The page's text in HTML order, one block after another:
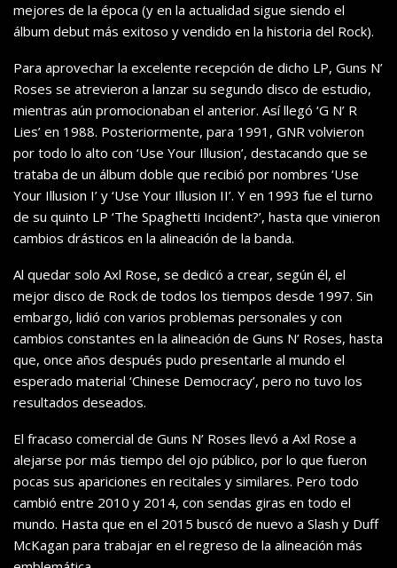
mejores de la época (y en la actualidad sigue siendo el
álbum debut más exitoso y vendido en la historia del Rock).
Para aprovechar la excelente recepción de dicho LP, Guns N’
Roses se atrevieron a lanzar su segundo disco de estudio,
mientras aún promocionaban el anterior. Así llegó ‘G N’ R
Lies’ en 1988. Posteriormente, para 1991, GNR volvieron
por todo lo alto con ‘Use Your Illusion’, destacando que se
trataba de un álbum doble que recibió por nombres ‘Use
Your Illusion I’ y ‘Use Your Illusion II’. Y en 1993 fue el turno
de su quinto LP ‘The Spaghetti Incident?’, hasta que vinieron
cambios drásticos en la alineación de la banda.
Al quedar solo Axl Rose, se dedicó a crear, según él, el
mejor disco de Rock de todos los tiempos desde 1997. Sin
embargo, lidió con varios problemas personales y con
cambios constantes en la alineación de Guns N’ Roses, hasta
que, once años después pudo presentarle al mundo el
esperado material ‘Chinese Democracy’, pero no tuvo los
resultados deseados.
El fracaso comercial de Guns N’ Roses llevó a Axl Rose a
alejarse por más tiempo del ojo público, por lo que fueron
pocas sus apariciones en recitales y similares. Pero todo
cambió entre 2010 y 2014, con sendas giras en todo el
mundo. Hasta que en el 2015 buscó de nuevo a Slash y Duff
McKagan para trabajar en el regreso de la alineación más